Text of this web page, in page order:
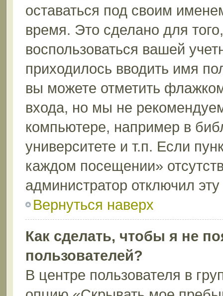
оставаться под своим
время. Это сделано для
воспользоваться вашей
приходилось вводить имя
вы можете отметить
входа, но мы не
компьютере, например в
университете и т.п. Если
каждом посещении»
администратор отключил
Вернуться наверх
Как сделать, чтобы я не
пользователей?
В центре пользователя в